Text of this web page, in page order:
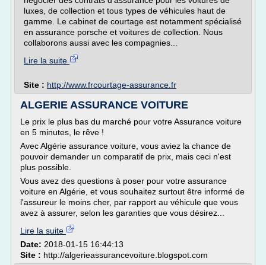
luxes, de collection et tous types de véhicules haut de
gamme. Le cabinet de courtage est notamment spécialisé
en assurance porsche et voitures de collection. Nous
collaborons aussi avec les compagnies...
Lire la suite
Site : http://www.frcourtage-assurance.fr
ALGERIE ASSURANCE VOITURE
Le prix le plus bas du marché pour votre Assurance voiture
en 5 minutes, le rêve !
Avec Algérie assurance voiture, vous aviez la chance de
pouvoir demander un comparatif de prix, mais ceci n'est
plus possible.
Vous avez des questions à poser pour votre assurance
voiture en Algérie, et vous souhaitez surtout être informé de
l'assureur le moins cher, par rapport au véhicule que vous
avez à assurer, selon les garanties que vous désirez...
Lire la suite
Date: 2018-01-15 16:44:13
Site : http://algerieassurancevoiture.blogspot.com